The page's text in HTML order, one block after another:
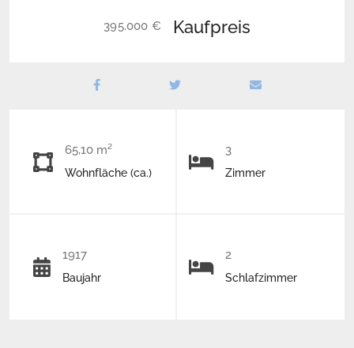
395.000 € Kaufpreis
65,10 m²
Wohnfläche (ca.)
3
Zimmer
1917
Baujahr
2
Schlafzimmer